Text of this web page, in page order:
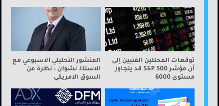
توقعات المحللين الفنيين إلى
أن مؤشر S&P 500 قد يتجاوز
مستوى 6000
المنشور التحليلي الاسبوعي مع
الاستاذ نشوان : نظرة عن
السوق الامريكي